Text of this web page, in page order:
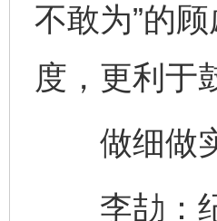
不敢为”的
度，更利于
做细做实
李劼：纪